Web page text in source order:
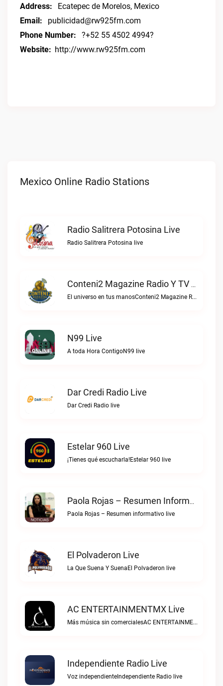
Address:
Ecatepec de Morelos, Mexico
Email:
publicidad@rw925fm.com
Phone Number:
?+52 55 4502 4994?
Website: http://www.rw925fm.com
Mexico Online Radio Stations
Radio Salitrera Potosina Live
Radio Salitrera Potosina live
Conteni2 Magazine Radio Y TV Digital Live
El universo en tus manosConteni2 Magazine Radio y TV Digital live
N99 Live
A toda Hora ContigoN99 live
Dar Credi Radio Live
Dar Credi Radio live
Estelar 960 Live
¡Tienes qué escucharla!Estelar 960 live
Paola Rojas – Resumen Informativo Live
Paola Rojas – Resumen informativo live
El Polvaderon Live
La Que Suena Y SuenaEl Polvaderon live
AC ENTERTAINMENTMX Live
Más música sin comercialesAC ENTERTAINMENTMX live
Independiente Radio Live
Voz independienteIndependiente Radio live